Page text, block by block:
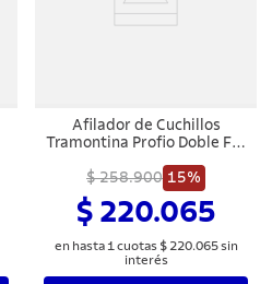
Afilador de Cuchillos
Tramontina Profio Doble Faz
ABS y Acero Inoxidable
$ 258.900 15%
$ 220.065
en hasta 1 cuotas $ 220.065sin
interés